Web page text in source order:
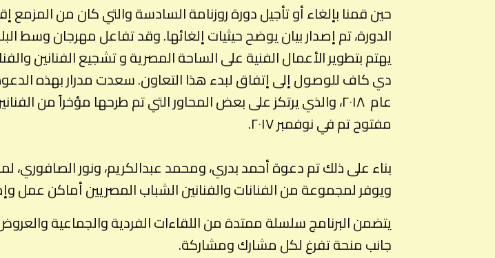
يهتم بتطوير الأعمال الفنية على الساحة المصرية و تشجيع الفنانين
دي كاف للوصول إلى إتفاق لبدء هذا التعاون. سعدت مدرار بهذه
عام ٢٠١٨، والذي يرتكز على بعض المحاور التي تم طرحها مؤخراً من
مفتوح تم في نوفمبر ٢٠١٧.
بناء على ذلك تم دعوة أحمد بدري، ومحمد عبدالكريم، ونور الصافوري،
ويوفر لمجموعة من الفنانات والفنانين الشباب المصريين أماكن عمل
يتضمن البرنامج سلسلة ممتدة من اللقاءات الفردية والجماعية
جانب منحة تفرغ لكل مشارك ومشاركة.